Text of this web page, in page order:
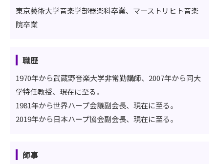
東京藝術大学音楽学部器楽科卒業、マーストリヒト音楽
院卒業
職歴
1970年から武蔵野音楽大学非常勤講師、2007年から同大
学特任教授、現在に至る。
1981年から世界ハープ会議副会長、現在に至る。
2019年から日本ハープ協会副会長、現在に至る。
師事